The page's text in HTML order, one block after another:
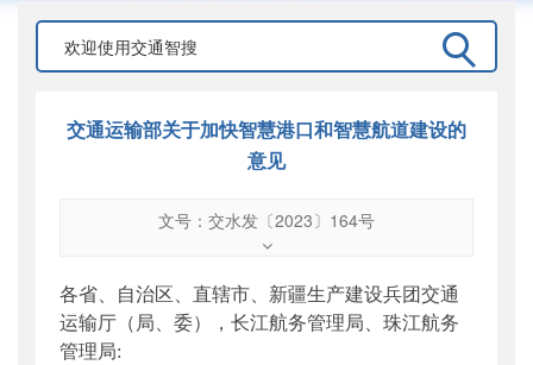
交通运输部关于加快智慧港口和智慧航道建设的
意见
文号：交水发〔2023〕164号
交水发〔2023〕164号
索引号
公开日期：2023年12月04日
主题词 ：
各省、自治区、直辖市、新疆生产建设兵团交通
运输厅（局、委），长江航务管理局、珠江航务
管理局: